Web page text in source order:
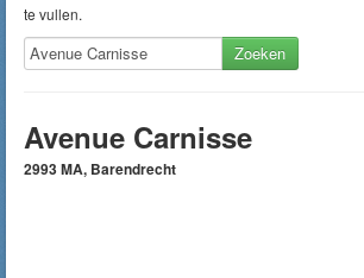
te vullen.
Zoeken
Avenue Carnisse
2993 MA, Barendrecht